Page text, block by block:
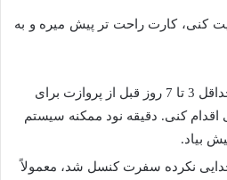
کنی، کارت راحت تر پیش میره و به
سعی کن حداقل 3 تا 7 روز قبل از پروازت برای
کنی. دقیقه نود ممکنه سیستم
بیاد.
نکرده سفرت کنسل شد، معمولاً